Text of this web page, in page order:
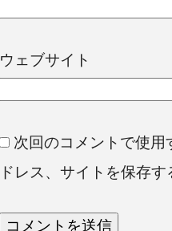
ウェブサイト
次回のコメントで使
ドレス、サイトを保存す